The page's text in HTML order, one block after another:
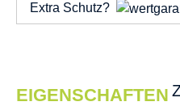
Extra Schutz?
EIGENSCHAFTEN